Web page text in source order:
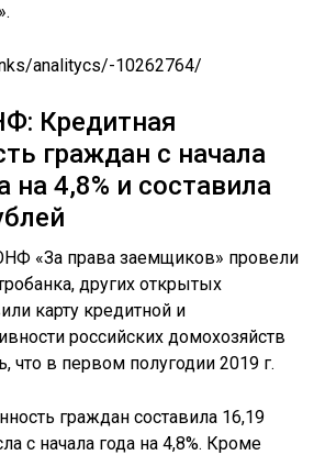
analitycs/-10262764/
Кредитная
граждан с начала
на 4,8% и составила
«За права заемщиков» провели
других открытых
карту кредитной и
российских домохозяйств
что в первом полугодии 2019 г.
граждан составила 16,19
с начала года на 4,8%. Кроме